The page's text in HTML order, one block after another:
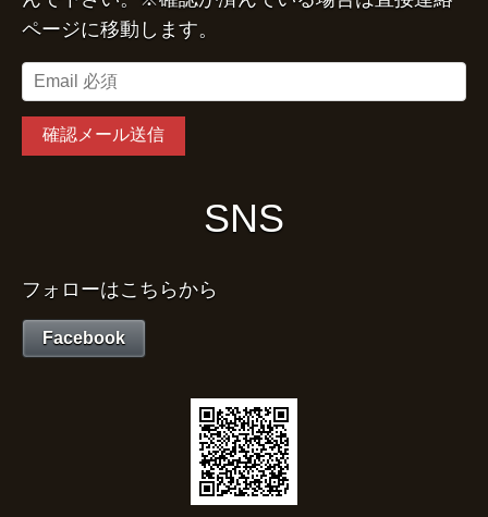
ページに移動します。
SNS
フォローはこちらから
Facebook